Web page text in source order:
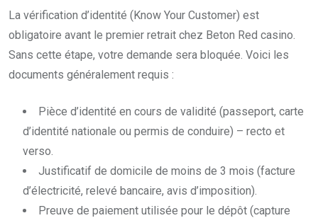
La vérification d’identité (Know Your Customer) est
obligatoire avant le premier retrait chez Beton Red casino.
Sans cette étape, votre demande sera bloquée. Voici les
documents généralement requis :
Pièce d’identité en cours de validité (passeport, carte
d’identité nationale ou permis de conduire) – recto et
verso.
Justificatif de domicile de moins de 3 mois (facture
d’électricité, relevé bancaire, avis d’imposition).
Preuve de paiement utilisée pour le dépôt (capture